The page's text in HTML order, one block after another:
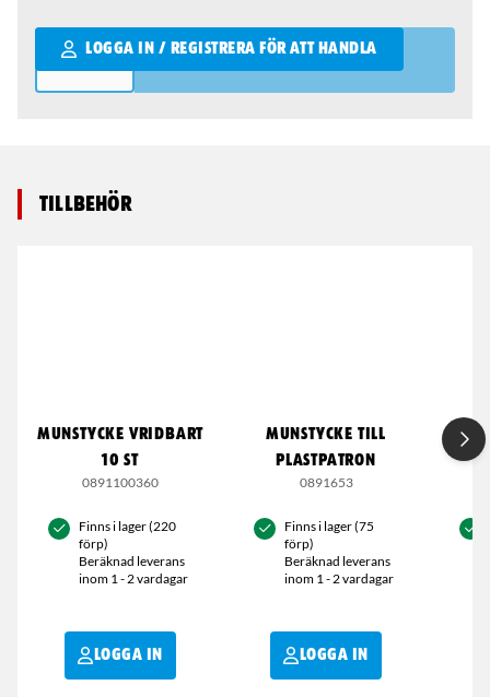
LOGGA IN / REGISTRERA FÖR ATT HANDLA
Qantity
Tillbehör
MUNSTYCKE VRIDBART
10 ST
0891100360
Finns i lager (220
förp)
Beräknad leverans
inom 1 - 2 vardagar
LOGGA IN
MUNSTYCKE TILL
PLASTPATRON
0891653
Finns i lager (75
förp)
Beräknad leverans
inom 1 - 2 vardagar
LOGGA IN